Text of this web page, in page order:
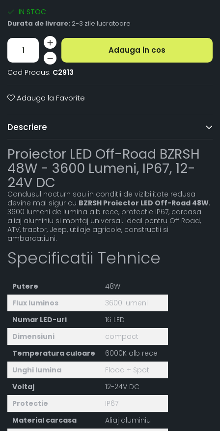
IN STOC
Durata de livrare: 2-3 zile lucratoare
Adauga in cos
Cod Produs: C2913
Adauga la Favorite
Descriere
Proiector LED Off-Road BZRSH
48W - 3600 Lumeni, IP67, 12-
24V DC
Condusul nocturn sau in conditii de vizibilitate redusa
devine mai sigur cu BZRSH Proiector LED Off-Road 48W.
3600 lumeni de lumina alb rece, protectie IP67, carcasa
aliaj aluminiu si montaj universal. Ideal pentru Off Road,
ATV, tractor, Jeep, utilaje agricole, constructii si
ambarcatiuni.
Specificatii Tehnice
Putere
48W
Flux luminos
3600 lumeni
Numar LED-uri
16 LED
Dimensiuni
compact
Temperatura culoare
6000K alb rece
Unghi lumina
Flood + Spot
Voltaj
12-24V DC
Protectie
IP67
Material carcasa
Aliaj aluminiu